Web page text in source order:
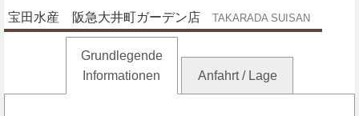
宝田水産 阪急大井町ガーデン店 TAKARADA SUISAN
Grundlegende
Informationen
Anfahrt / Lage